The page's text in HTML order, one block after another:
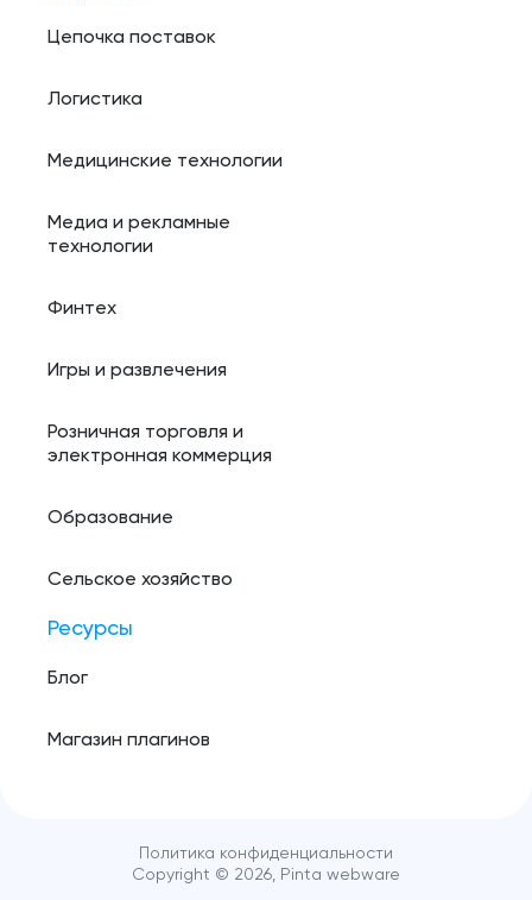
Цепочка поставок
Логистика
Медицинские технологии
Медиа и рекламные
технологии
Финтех
Игры и развлечения
Розничная торговля и
электронная коммерция
Образование
Сельское хозяйство
Ресурсы
Блог
Магазин плагинов
Copyright ©️ 2026 , Pinta webware
Политика конфиденциальности